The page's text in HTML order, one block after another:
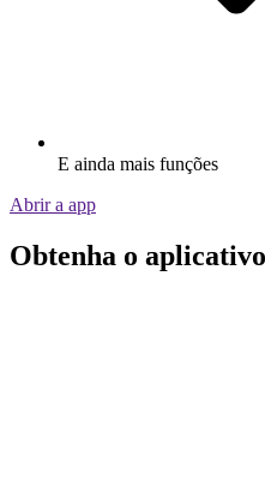
E ainda mais funções
Abrir a app
Obtenha o